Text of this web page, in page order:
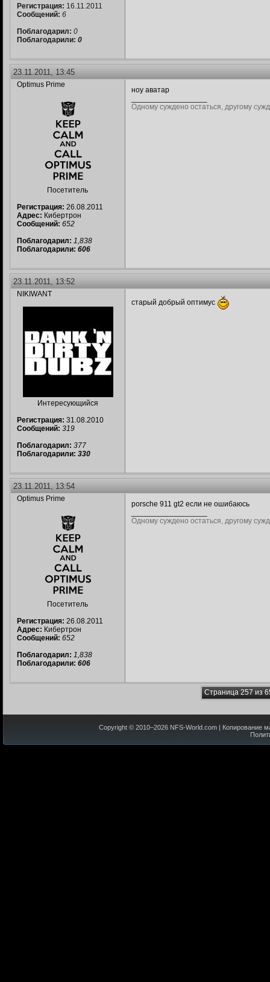
Регистрация: 16.11.2011
Сообщений: 6
Поблагодарил: 0
Поблагодарили: 0
23.11.2011, 13:45
Optimus Prime
Посетитель
Регистрация: 26.08.2011
Адрес: Кибертрон
Сообщений: 652
Поблагодарил: 1,838
Поблагодарили: 606
ноу аватар
Одному суждено остаться, другому
23.11.2011, 13:52
NIKIWANT
Интересующийся
Регистрация: 31.08.2010
Сообщений: 319
Поблагодарил: 377
Поблагодарили: 330
старый добрый оптимус
23.11.2011, 13:54
Optimus Prime
Посетитель
Регистрация: 26.08.2011
Адрес: Кибертрон
Сообщений: 652
Поблагодарил: 1,838
Поблагодарили: 606
porsche 911 gt2 если не ошибаюсь
Одному суждено остаться, другому
Страница 257 из
Copyright © 2010–2026 NFS-World.com | Копирование